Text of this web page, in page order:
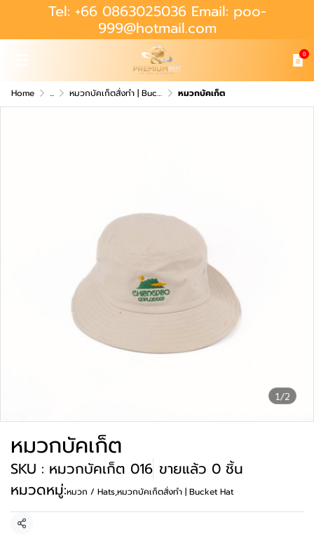
Tel: +66 0863025036 Email: poo-
999@hotmail.com
0
Home ... หมวกบัคเก็ตสั่งทำ | Bucket Hat หมวกบัคเก็ต
1/2
หมวกบัคเก็ต
SKU : หมวกบัคเก็ต 016 ขายแล้ว 0 ชิ้น
หมวดหมู่:หมวก / Hats,หมวกบัคเก็ตสั่งทำ | Bucket Hat
แชร์